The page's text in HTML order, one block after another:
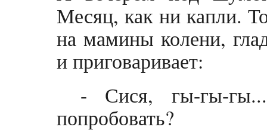
Месяц, как ни капли.
на мамины колени,
и приговаривает:
- Сися, гы-гы-
попробовать?